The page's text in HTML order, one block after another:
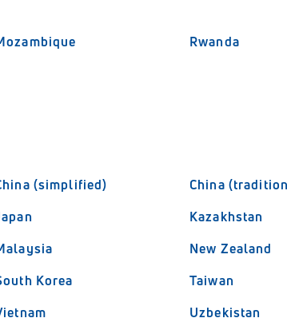
Rwanda
(simplified)
China
Kazakhstan
New Zealand
Korea
Taiwan
Uzbekistan